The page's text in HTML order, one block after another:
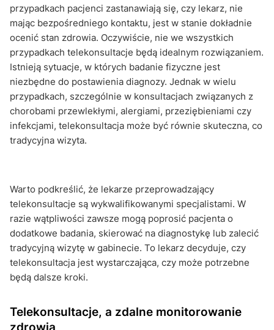
przypadkach pacjenci zastanawiają się, czy lekarz, nie
mając bezpośredniego kontaktu, jest w stanie dokładnie
ocenić stan zdrowia. Oczywiście, nie we wszystkich
przypadkach telekonsultacje będą idealnym rozwiązaniem.
Istnieją sytuacje, w których badanie fizyczne jest
niezbędne do postawienia diagnozy. Jednak w wielu
przypadkach, szczególnie w konsultacjach związanych z
chorobami przewlekłymi, alergiami, przeziębieniami czy
infekcjami, telekonsultacja może być równie skuteczna, co
tradycyjna wizyta.
Warto podkreślić, że lekarze przeprowadzający
telekonsultacje są wykwalifikowanymi specjalistami. W
razie wątpliwości zawsze mogą poprosić pacjenta o
dodatkowe badania, skierować na diagnostykę lub zalecić
tradycyjną wizytę w gabinecie. To lekarz decyduje, czy
telekonsultacja jest wystarczająca, czy może potrzebne
będą dalsze kroki.
Telekonsultacje, a zdalne monitorowanie
zdrowia